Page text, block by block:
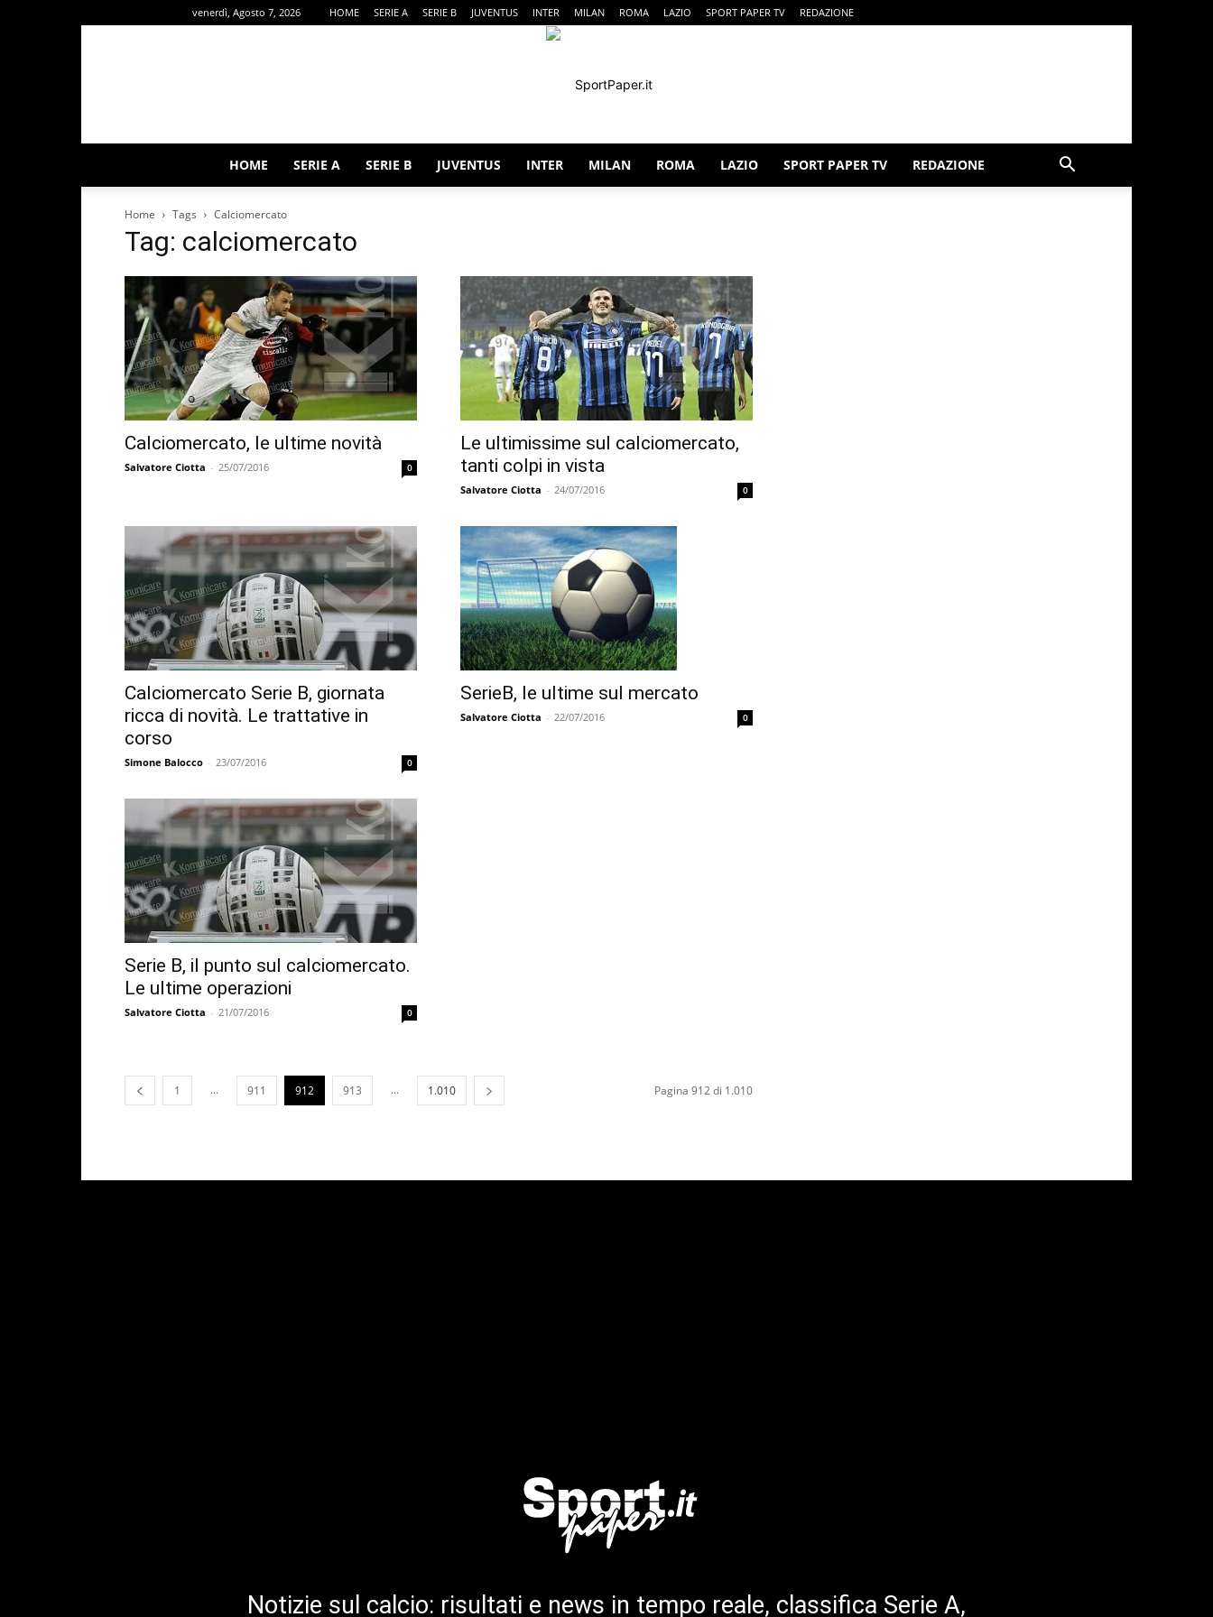
venerdì, Agosto 7, 2026 HOME SERIE A SERIE B JUVENTUS INTER MILAN ROMA LAZIO SPORT PAPER TV REDAZIONE
HOME SERIE A SERIE B JUVENTUS INTER MILAN ROMA LAZIO SPORT PAPER TV REDAZIONE
Home Tags Calciomercato
Tag: calciomercato
Calciomercato, le ultime novità
Salvatore Ciotta - 25/07/2016 0
Le ultimissime sul calciomercato,
tanti colpi in vista
Salvatore Ciotta - 24/07/2016 0
Calciomercato Serie B, giornata
ricca di novità. Le trattative in
corso
Simone Balocco - 23/07/2016 0
SerieB, le ultime sul mercato
Salvatore Ciotta - 22/07/2016 0
Serie B, il punto sul calciomercato.
Le ultime operazioni
Salvatore Ciotta - 21/07/2016 0
1 ... 911 912 913 ... 1.010 Pagina 912 di 1.010
Notizie sul calcio: risultati e news in tempo reale, classifica Serie A,